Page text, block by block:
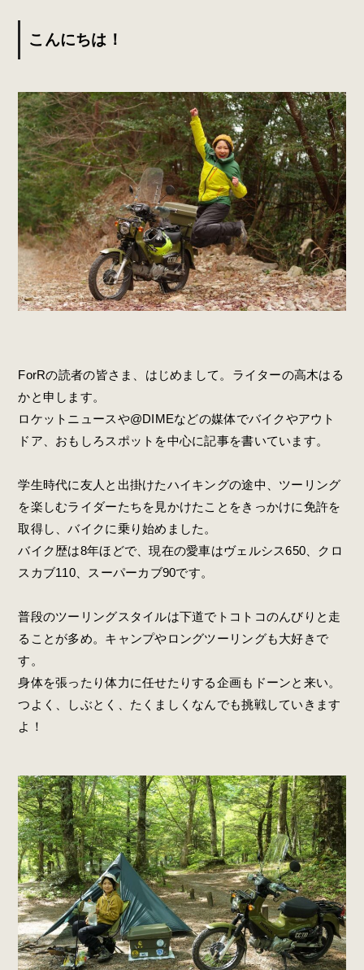
こんにちは！
ForRの読者の皆さま、はじめまして。ライターの高木はる
かと申します。
ロケットニュースや@DIMEなどの媒体でバイクやアウト
ドア、おもしろスポットを中心に記事を書いています。
学生時代に友人と出掛けたハイキングの途中、ツーリング
を楽しむライダーたちを見かけたことをきっかけに免許を
取得し、バイクに乗り始めました。
バイク歴は8年ほどで、現在の愛車はヴェルシス650、クロ
スカブ110、スーパーカブ90です。
普段のツーリングスタイルは下道でトコトコのんびりと走
ることが多め。キャンプやロングツーリングも大好きで
す。
身体を張ったり体力に任せたりする企画もドーンと来い。
つよく、しぶとく、たくましくなんでも挑戦していきます
よ！